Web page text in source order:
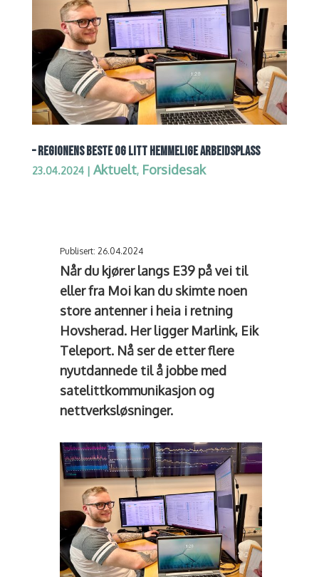
– REGIONENS BESTE OG LITT HEMMELIGE ARBEIDSPLASS
23.04.2024| Aktuelt, Forsidesak
Publisert: 26.04.2024
Når du kjører langs E39 på vei til
eller fra Moi kan du skimte noen
store antenner i heia i retning
Hovsherad. Her ligger Marlink, Eik
Teleport. Nå ser de etter flere
nyutdannede til å jobbe med
satelittkommunikasjon og
nettverksløsninger.